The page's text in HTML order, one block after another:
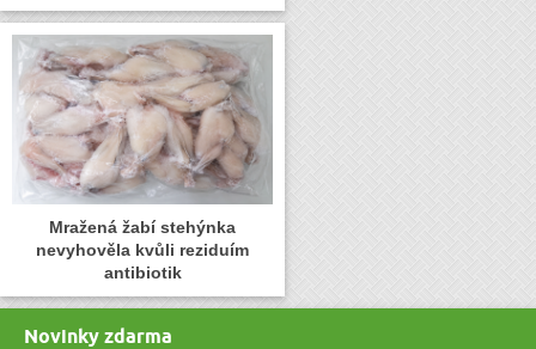
Mražená žabí stehýnka
nevyhověla kvůli reziduím
antibiotik
Novinky zdarma